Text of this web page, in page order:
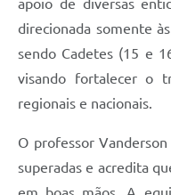
apoio de diversas
direcionada somente
sendo Cadetes (15 e
visando fortalecer o
regionais e nacionais.
O professor
superadas e acredita